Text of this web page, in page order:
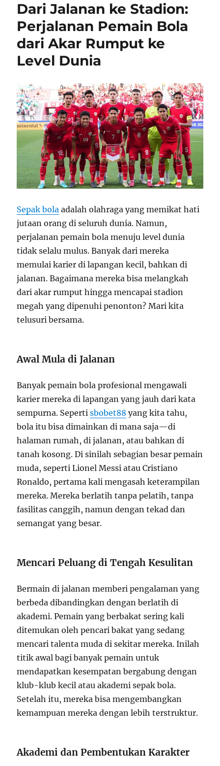
Dari Jalanan ke Stadion:
Perjalanan Pemain Bola
dari Akar Rumput ke
Level Dunia
Sepak bola adalah olahraga yang memikat hati
jutaan orang di seluruh dunia. Namun,
perjalanan pemain bola menuju level dunia
tidak selalu mulus. Banyak dari mereka
memulai karier di lapangan kecil, bahkan di
jalanan. Bagaimana mereka bisa melangkah
dari akar rumput hingga mencapai stadion
megah yang dipenuhi penonton? Mari kita
telusuri bersama.
Awal Mula di Jalanan
Banyak pemain bola profesional mengawali
karier mereka di lapangan yang jauh dari kata
sempurna. Sepertisbobet88 yang kita tahu,
bola itu bisa dimainkan di mana saja—di
halaman rumah, di jalanan, atau bahkan di
tanah kosong. Di sinilah sebagian besar pemain
muda, seperti Lionel Messi atau Cristiano
Ronaldo, pertama kali mengasah keterampilan
mereka. Mereka berlatih tanpa pelatih, tanpa
fasilitas canggih, namun dengan tekad dan
semangat yang besar.
Mencari Peluang di Tengah Kesulitan
Bermain di jalanan memberi pengalaman yang
berbeda dibandingkan dengan berlatih di
akademi. Pemain yang berbakat sering kali
ditemukan oleh pencari bakat yang sedang
mencari talenta muda di sekitar mereka. Inilah
titik awal bagi banyak pemain untuk
mendapatkan kesempatan bergabung dengan
klub-klub kecil atau akademi sepak bola.
Setelah itu, mereka bisa mengembangkan
kemampuan mereka dengan lebih terstruktur.
Akademi dan Pembentukan Karakter